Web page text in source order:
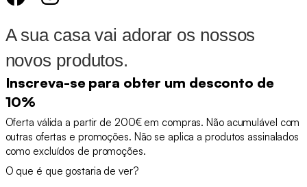
A sua casa vai adorar os nossos
novos produtos.
Inscreva-se para obter um desconto de
10%
Oferta válida a partir de 200€ em compras. Não acumulável com
outras ofertas e promoções. Não se aplica a produtos assinalados
como excluídos de promoções.
O que é que gostaria de ver?